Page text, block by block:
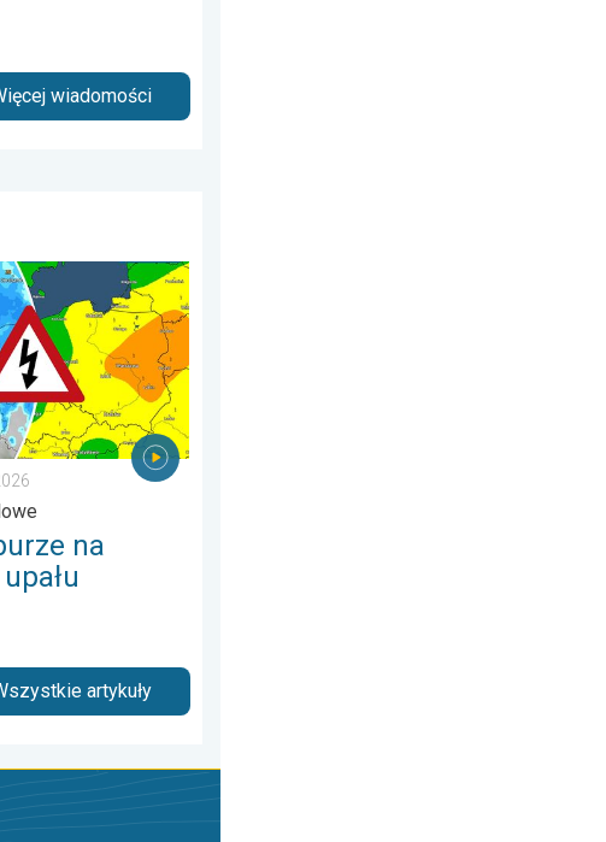
wiadomości
. poniedziałek, 6 lipca 2026
zwieńczenie upału. Ostrzeżenie pogodowe. . . czwartek, 6 sierpnia
na
artykuły